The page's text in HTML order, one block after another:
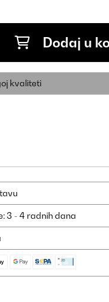
Dodaj u
kvaliteti
3 - 4 radnih dana